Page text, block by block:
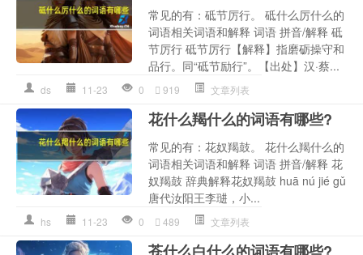
常见的有：砥节厉行。 砥什么厉什么的
词语相关词语和解释 词语 拼音/解释 砥
节厉行 砥节厉行【解释】指磨砺操守和
品行。同“砥节励行”。【出处】汉·蔡...
ds 11-23 0 919 文章列表
花什么羯什么的词语有哪些?
常见的有：花奴羯鼓。 花什么羯什么的
词语相关词语和解释 词语 拼音/解释 花
奴羯鼓 辞典解释花奴羯鼓 huā nú jié gǔ
唐代汝阳王李琎，小...
hs 11-23 0 489 文章列表
苍什么白什么的词语有哪些?